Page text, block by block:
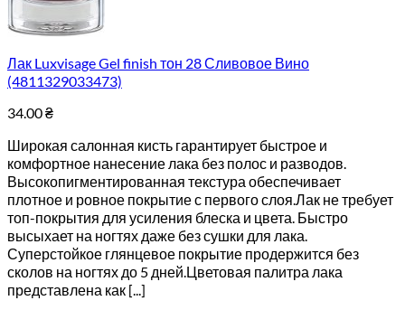
Лак Luxvisage Gel finish тон 28 Сливовое Вино
(4811329033473)
34.00₴
Широкая салонная кисть гарантирует быстрое и
комфортное нанесение лака без полос и разводов.
Высокопигментированная текстура обеспечивает
плотное и ровное покрытие с первого слоя.Лак не требует
топ-покрытия для усиления блеска и цвета. Быстро
высыхает на ногтях даже без сушки для лака.
Суперстойкое глянцевое покрытие продержится без
сколов на ногтях до 5 дней.Цветовая палитра лака
представлена как [...]